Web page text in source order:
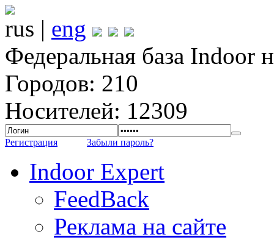
rus | eng
Федеральная база Indoor
Городов: 210
Носителей: 12309
Регистрация Забыли пароль?
Indoor Expert
FeedBack
Реклама на сайте